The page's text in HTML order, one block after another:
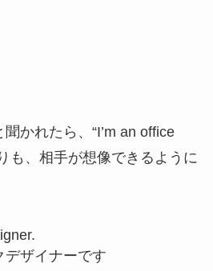
かれたら、“I’m an office
も、相手が想像できるように
デザイナーです